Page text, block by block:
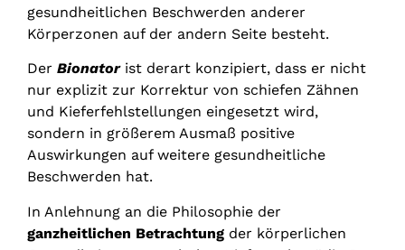
gesundheitlichen Beschwerden anderer
Körperzonen auf der andern Seite besteht.
Der Bionator ist derart konzipiert, dass er nicht
nur explizit zur Korrektur von schiefen Zähnen
und Kieferfehlstellungen eingesetzt wird,
sondern in größerem Ausmaß positive
Auswirkungen auf weitere gesundheitliche
Beschwerden hat.
In Anlehnung an die Philosophie der
ganzheitlichen Betrachtung der körperlichen